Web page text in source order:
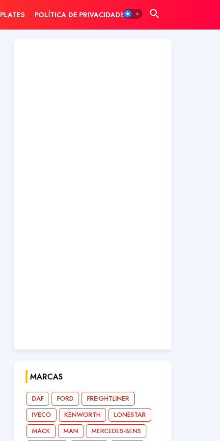
POLÍTICA DE PRIVACIDADE
MARCAS
DAF FORD
FREIGHTLINER
IVECO
KENWORTH
LONESTAR
MACK
MAN MERCEDES-BENS